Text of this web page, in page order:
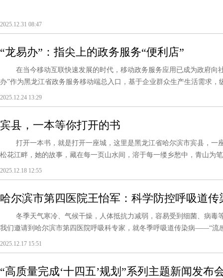
2025.12.31 08:47
“龙易办”：指尖上的政务服务“便利店”
在当今移动互联快速发展的时代，移动政务服务应用已成为政府向
办”作为黑龙江省政务服务移动端总入口，基于企业群众生产生活需求
2025.12.24 13:29
宾县，一本等你打开的书
打开一本书，就是打开一座城，这里是黑龙江省哈尔滨市宾县，一
松花江畔，她的故事，藏在每一页山水间，溶于每一缕乡愁中，青山为
2025.12.18 12:55
哈尔滨市第四医院王怡军：科学防控呼吸道
冬季天气寒冷、气候干燥，人体抵抗力减弱，容易受到细菌、病毒
我们邀请到哈尔滨市第四医院呼吸科专家，就冬季呼吸道传染病——“流
2025.12.17 15:51
“高质量完成‘十四五’规划”系列主题新闻发布